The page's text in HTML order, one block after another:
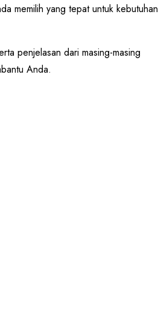
memilih yang tepat untuk kebutuhan
penjelasan dari masing-masing
Anda.